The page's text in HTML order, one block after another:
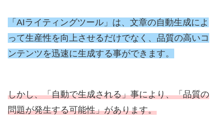
「AIライティングツール」は、文章の自動生成によ
って生産性を向上させるだけでなく、品質の高いコ
ンテンツを迅速に生成する事ができます。
しかし、「自動で生成される」事により、「品質の
問題が発生する可能性」があります。